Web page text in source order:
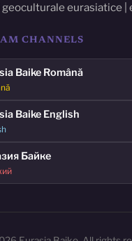
eurasiatice |
CHANNELS
Baike Română
Baike English
Байке